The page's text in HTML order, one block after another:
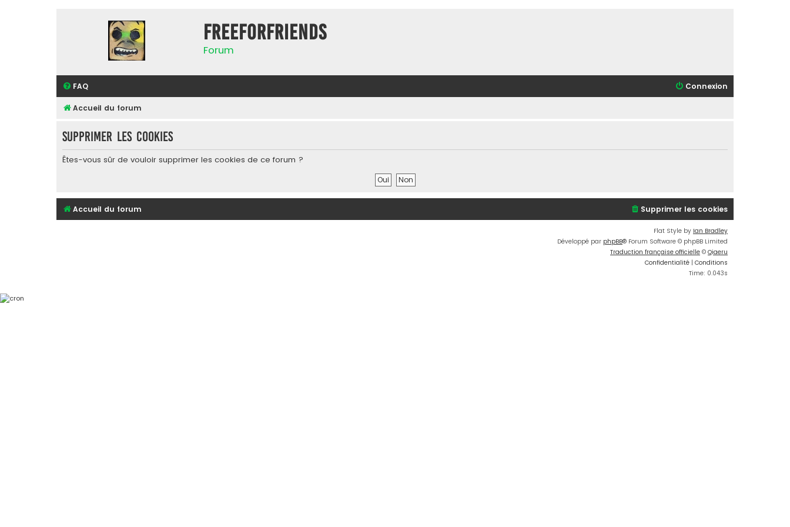
FreeForFriends
Forum
FAQ Connexion
Accueil du forum
Supprimer les cookies
Êtes-vous sûr de vouloir supprimer les cookies de ce forum ?
Accueil du forum Supprimer les cookies
Flat Style by Ian Bradley
Développé par phpBB® Forum Software © phpBB Limited
Traduction française officielle © Qiaeru
Confidentialité | Conditions
Time: 0.043s